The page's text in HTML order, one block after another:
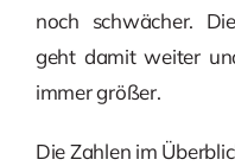
noch schwächer.
geht damit weiter
immer größer.
Die Zahlen im